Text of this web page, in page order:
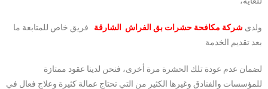
ولدى شركة مكافحة حشرات بق الفراش الشارقة
فريق خاص للمتابعة ما
بعد تقديم الخدمة
لضمان عدم عودة تلك الحشرة مرة أخرى، فنحن لدينا عقود ممتازة
للمؤسسات والفنادق وغيرها الكثير من التي تحتاج عمالة كثيرة وعلاج فعال في